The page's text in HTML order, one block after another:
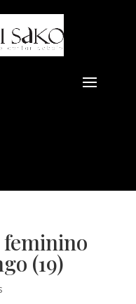
feminino
(19)
seu